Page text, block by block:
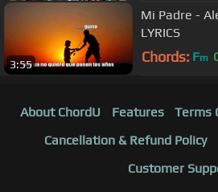
3:55
Mi Padre -
LYRICS
Chords: Fm
About ChordU Features Terms
Cancellation & Refund Policy
Customer